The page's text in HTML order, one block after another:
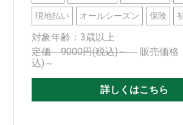
現地払い オールシーズン 保険
対象年齢：3歳以上
定価 9000円(税込)～ 販売価格
込)～
詳しくはこちら